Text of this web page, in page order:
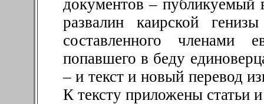
документов – публикуемый
развалин каирской генизы
составленного
попавшего в беду
– и текст и новый перевод
К тексту приложены статьи